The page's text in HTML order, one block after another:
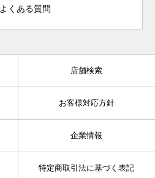
よくある質問
店舗検索
お客様対応方針
企業情報
特定商取引法に基づく表記